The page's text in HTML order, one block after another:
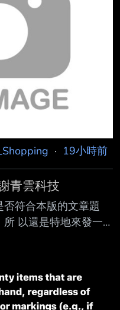
總容
後來又寄信反悔 說消
個方案也取消 只退當
在市面上同等級的
美金 等於只賠
· 19小時前
青雲科技
符合本版的文章題
以還是特地來發一
去年大約3.4月在高雄
， 9950X3D，64G，
價，但當時觀察不能
而且也是店內最後